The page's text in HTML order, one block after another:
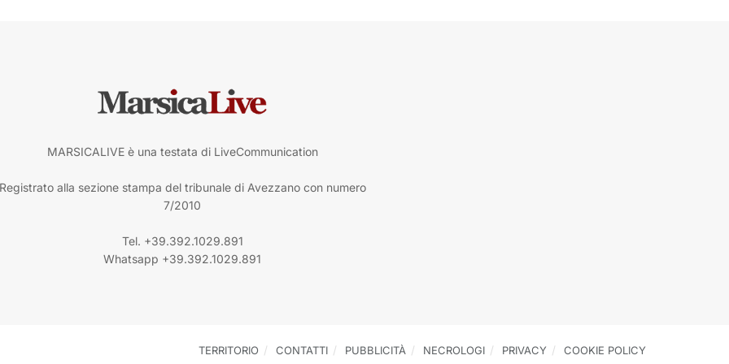
MARSICALIVE è una testata di LiveCommunication
Registrato alla sezione stampa del tribunale di Avezzano con numero
7/2010
Tel. +39.392.1029.891
Whatsapp +39.392.1029.891
TERRITORIO CONTATTI PUBBLICITÀ NECROLOGI PRIVACY COOKIE POLICY